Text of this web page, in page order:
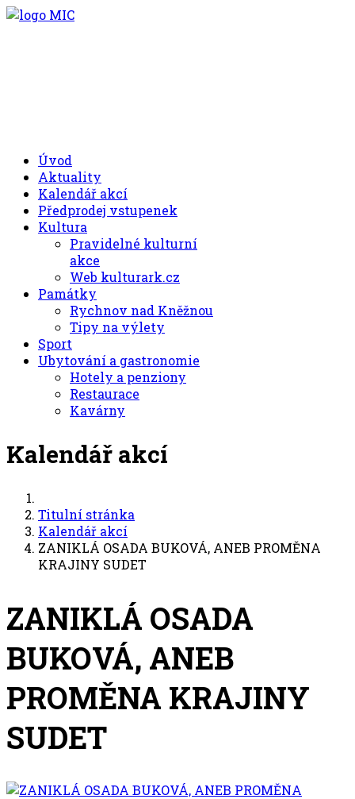
Úvod
Aktuality
Kalendář akcí
Předprodej vstupenek
Kultura
Pravidelné kulturní
akce
Web kulturark.cz
Památky
Rychnov nad Kněžnou
Tipy na výlety
Sport
Ubytování a gastronomie
Hotely a penziony
Restaurace
Kavárny
Kalendář akcí
Titulní stránka
Kalendář akcí
ZANIKLÁ OSADA BUKOVÁ, ANEB PROMĚNA
KRAJINY SUDET
ZANIKLÁ OSADA
BUKOVÁ, ANEB
PROMĚNA KRAJINY
SUDET